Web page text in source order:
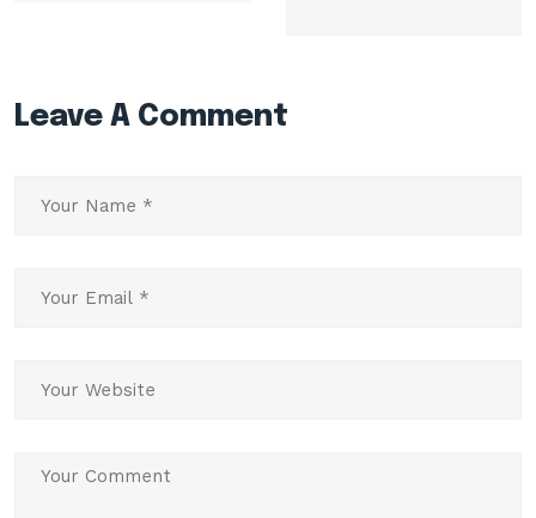
Leave A Comment